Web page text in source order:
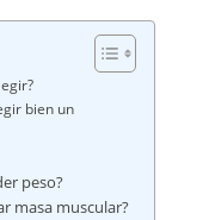
bien un
peso?
masa muscular?